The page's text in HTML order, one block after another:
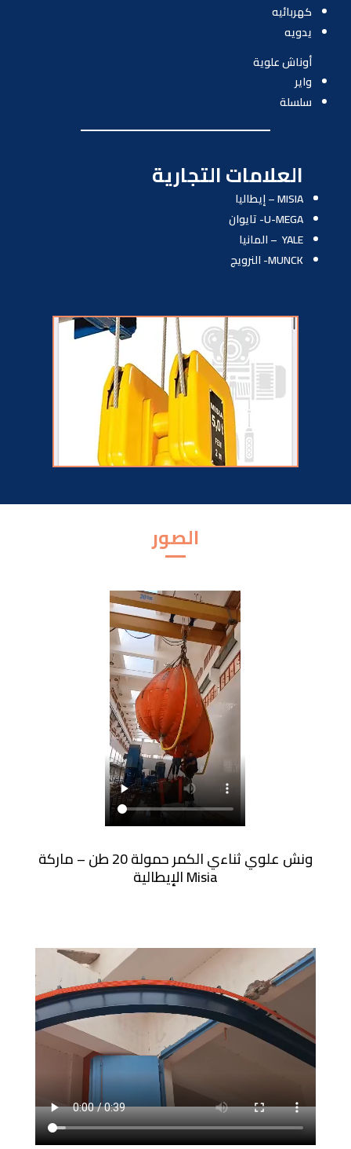
كهربائيه
يدويه
أوناش علوية
واير
سلسلة
العلامات التجارية
MISIA – إيطاليا
U-MEGA- تايوان
YALE – المانيا
MUNCK- النرويج
الصور
ونش علوي ثناءي الكمر حمولة 20 طن – ماركة
Misia الإيطالية